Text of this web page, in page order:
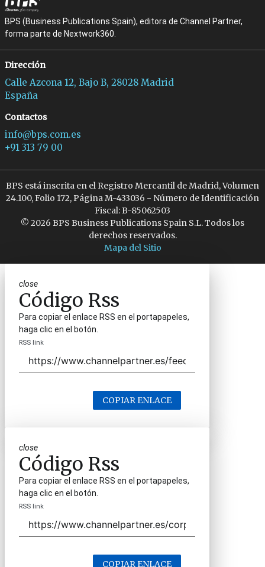
BPS (Business Publications Spain), editora de Channel Partner,
forma parte de Nextwork360.
Dirección
Calle Azcona 12, Bajo B, 28028 Madrid
España
Contactos
info@bps.com.es
+91 313 79 00
BPS está inscrita en el Registro Mercantil de Madrid, Volumen
24.100, Folio 172, Página M-433036 - Número de Identificación
Fiscal: B-85062503
© 2026 BPS Business Publications Spain S.L. Todos los
derechos reservados.
Mapa del Sitio
close
Código Rss
Para copiar el enlace RSS en el portapapeles,
haga clic en el botón.
RSS link
COPIAR ENLACE
close
Código Rss
Para copiar el enlace RSS en el portapapeles,
haga clic en el botón.
RSS link
COPIAR ENLACE